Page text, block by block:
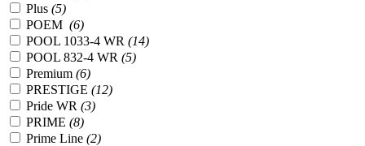
Plus (5)
POEM (6)
POOL 1033-4 WR (14)
POOL 832-4 WR (5)
Premium (6)
PRESTIGE (12)
Pride WR (3)
PRIME (8)
Prime Line (2)